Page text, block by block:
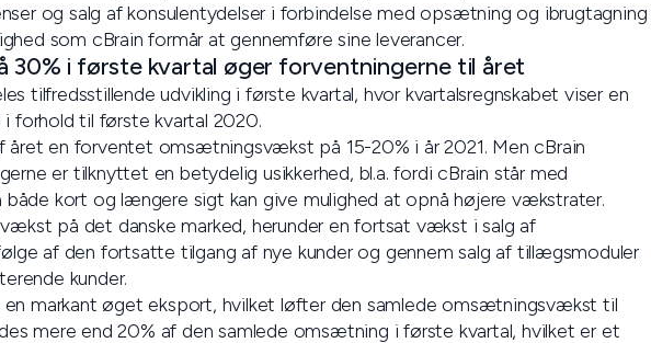
og salg af konsulentydelser i forbindelse med opsætning og ibrugtagning
som cBrain formår at gennemføre sine leverancer.
i første kvartal øger forventningerne til året
tilfredsstillende udvikling i første kvartal, hvor kvartalsregnskabet viser en
til første kvartal 2020.
året en forventet omsætningsvækst på 15-20% i år 2021. Men cBrain
er tilknyttet en betydelig usikkerhed, bl.a. fordi cBrain står med
både kort og længere sigt kan give mulighed at opnå højere vækstrater.
på det danske marked, herunder en fortsat vækst i salg af
af den fortsatte tilgang af nye kunder og gennem salg af tillægsmoduler
kunder.
en markant øget eksport, hvilket løfter den samlede omsætningsvækst til
mere end 20% af den samlede omsætning i første kvartal, hvilket er et